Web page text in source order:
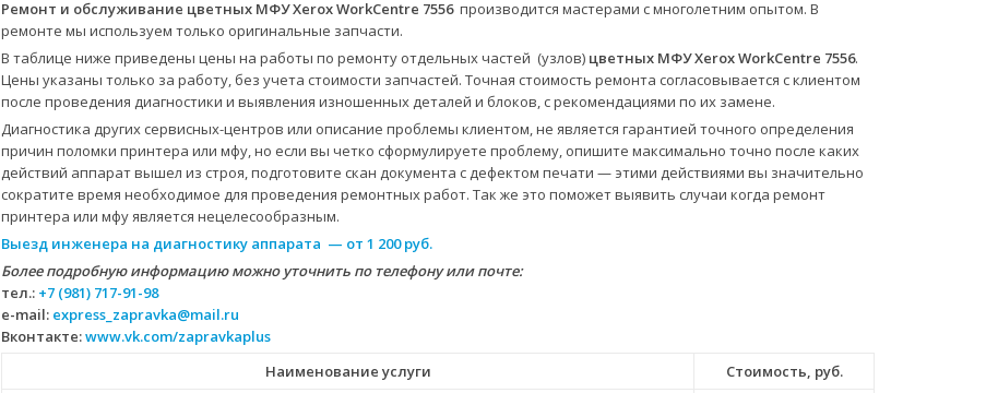
Ремонт и обслуживание цветных МФУ Xerox WorkCentre 7556 производится мастерами с многолетним опытом. В
ремонте мы используем только оригинальные запчасти.
В таблице ниже приведены цены на работы по ремонту отдельных частей (узлов) цветных МФУ Xerox WorkCentre 7556.
Цены указаны только за работу, без учета стоимости запчастей. Точная стоимость ремонта согласовывается с клиентом
после проведения диагностики и выявления изношенных деталей и блоков, с рекомендациями по их замене.
Диагностика других сервисных-центров или описание проблемы клиентом, не является гарантией точного определения
причин поломки принтера или мфу, но если вы четко сформулируете проблему, опишите максимально точно после каких
действий аппарат вышел из строя, подготовите скан документа с дефектом печати — этими действиями вы значительно
сократите время необходимое для проведения ремонтных работ. Так же это поможет выявить случаи когда ремонт
принтера или мфу является нецелесообразным.
Выезд инженера на диагностику аппарата — от 1 200 руб.
Более подробную информацию можно уточнить по телефону или почте:
тел.: +7 (981) 717-91-98
e-mail: express_zapravka@mail.ru
Вконтакте:www.vk.com/zapravkaplus
Наименование услуги
Стоимость, руб.